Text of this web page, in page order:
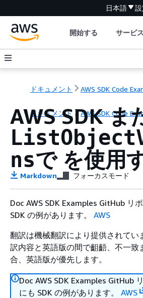
日本語
開始する サービ
ドキュメント AWS SDK Code
ドキュメント AWS SDK Code
AWS SDK ま
nsで を使用
Markdown フォーカスモード
Doc AWS SDK Examples GitHub リ
SDK の例があります。 AWS
翻訳は機械翻訳により提供されてい
訳内容と英語版の間で齟齬、不一致
合、英語版が優先します。
Doc AWS SDK Examples GitHub
にも SDK の例があります。 AWS